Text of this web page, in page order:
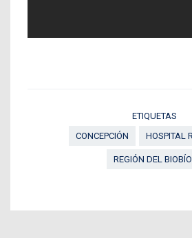
ETIQUETAS
CONCEPCIÓN
HOSPITAL
REGIÓN DEL BIOBÍO